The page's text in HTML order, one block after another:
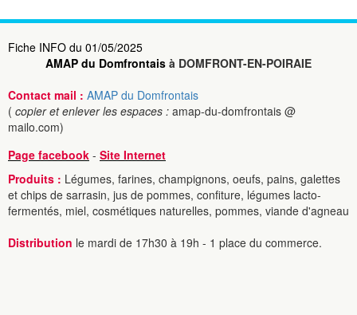
Fiche INFO du 01/05/2025
AMAP du Domfrontais à DOMFRONT-EN-POIRAIE
Contact mail : AMAP du Domfrontais
( copier et enlever les espaces : amap-du-domfrontais @
mailo.com)
Page facebook - Site Internet
Produits : Légumes, farines, champignons, oeufs, pains, galettes
et chips de sarrasin, jus de pommes, confiture, légumes lacto-
fermentés, miel, cosmétiques naturelles, pommes, viande d'agneau
Distribution le mardi de 17h30 à 19h - 1 place du commerce.